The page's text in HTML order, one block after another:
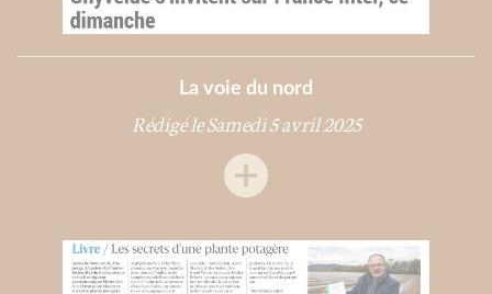
La voie du nord
Rédigé le Samedi 5 avril 2025